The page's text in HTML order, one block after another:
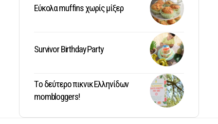
Εύκολα muffins χωρίς μίξερ
Survivor Birthday Party
Tο δεύτερο πικνικ Ελληνίδων
mombloggers!